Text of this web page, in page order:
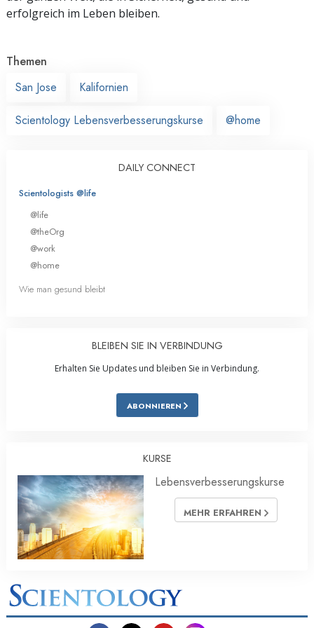
erfolgreich im Leben bleiben.
Themen
San Jose
Kalifornien
Scientology Lebensverbesserungskurse @home
DAILY CONNECT
Scientologists @life
@life
@theOrg
@work
@home
Wie man gesund bleibt
BLEIBEN SIE IN VERBINDUNG
Erhalten Sie Updates und bleiben Sie in Verbindung.
ABONNIEREN
KURSE
Lebensverbesserungskurse
MEHR ERFAHREN